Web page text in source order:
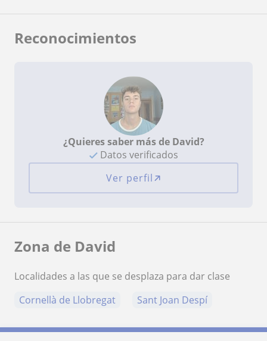
Reconocimientos
¿Quieres saber más de David?
Datos verificados
Ver perfil
Zona de David
Localidades a las que se desplaza para dar clase
Cornellà de Llobregat
Sant Joan Despí